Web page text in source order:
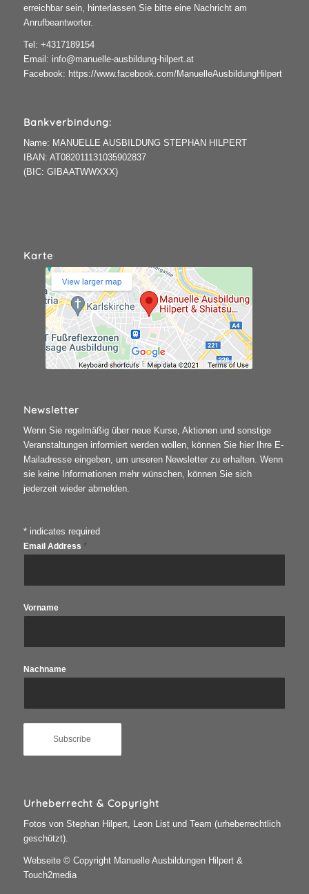
erreichbar sein, hinterlassen Sie bitte eine Nachricht am
Anrufbeantworter.
Tel: +4317189154
Email: info@manuelle-ausbildung-hilpert.at
Facebook: https://www.facebook.com/ManuelleAusbildungHilpert
Bankverbindung:
Name: MANUELLE AUSBILDUNG STEPHAN HILPERT
IBAN: AT082011131035902837
(BIC: GIBAATWWXXX)
Karte
Newsletter
Wenn Sie regelmäßig über neue Kurse, Aktionen und sonstige
Veranstaltungen informiert werden wollen, können Sie hier Ihre E-
Mailadresse eingeben, um unseren Newsletter zu erhalten. Wenn
sie keine Informationen mehr wünschen, können Sie sich
jederzeit wieder abmelden.
*indicates required
Email Address *
Vorname
Nachname
Urheberrecht & Copyright
Fotos von Stephan Hilpert, Leon List und Team (urheberrechtlich
geschützt).
Webseite © Copyright Manuelle Ausbildungen Hilpert &
Touch2media